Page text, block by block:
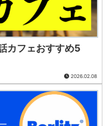
カフェおすすめ5
2026.02.08